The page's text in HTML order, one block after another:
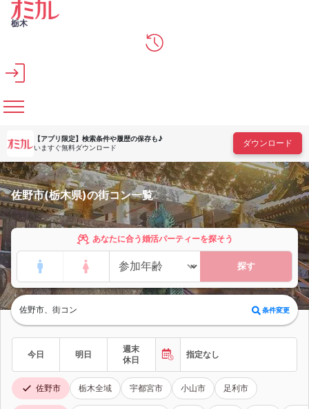
メインコンテンツへスキップ
栃木
【アプリ限定】 検索条件や履歴の保存も♪
いますぐ無料ダウンロード
ダウンロード
佐野市(栃木県)の街コン一覧
あなたに合う婚活パーティーを探そう
探す
佐野市、街コン 条件変更
今日 明日
週末
休日
指定なし
佐野市 栃木全域 宇都宮市 小山市 足利市